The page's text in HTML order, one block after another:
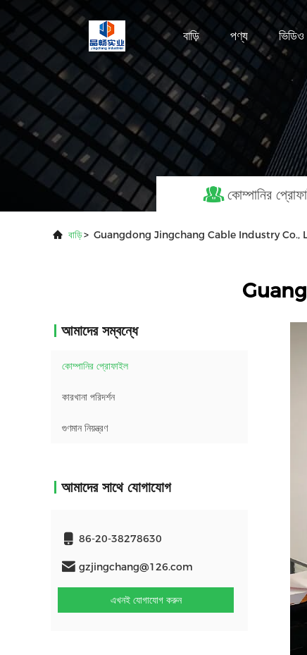
বাড়ি পণ্য ভিডিও
কোম্পানির
বাড়ি> Guangdong Jingchang Cable Industry Co.,
আমাদের সম্বন্ধে
কোম্পানির প্রোফাইল
কারখানা পরিদর্শন
গুণমান নিয়ন্ত্রণ
আমাদের সাথে যোগাযোগ
86-20-38278630
gzjingchang@126.com
এখনই যোগাযোগ করুন